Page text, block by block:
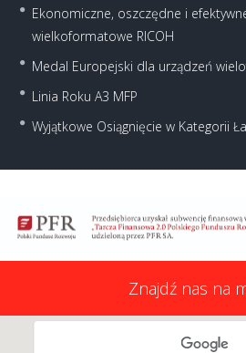
Ekonomiczne, oszczędne i
wielkoformatowe RICOH
Medal Europejski dla urządzeń
Linia Roku A3 MFP
Wyjątkowe Osiągnięcie w Kategorii
Znajdź nas na